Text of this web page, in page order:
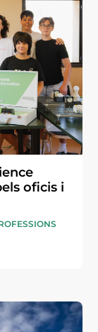
oficis i